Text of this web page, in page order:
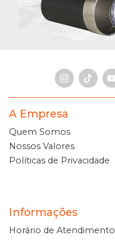
A Empresa
Quem Somos
Nossos Valores
Políticas de Privacidade
Informações
Horário de Atendimento